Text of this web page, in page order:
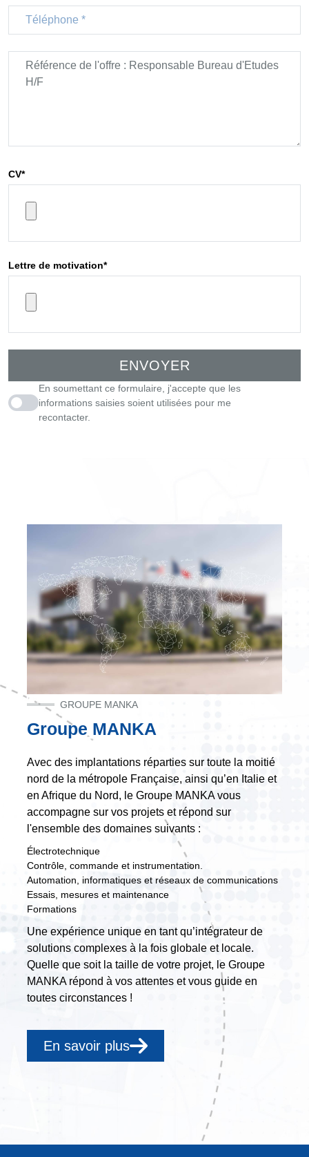
CV*
Lettre de motivation*
ENVOYER
En soumettant ce formulaire, j'accepte que les informations saisies
En soumettant ce formulaire, j'accepte que les
informations saisies soient utilisées pour me
recontacter.
GROUPE MANKA
Groupe MANKA
Avec des implantations réparties sur toute la moitié
nord de la métropole Française, ainsi qu’en Italie et
en Afrique du Nord, le Groupe MANKA vous
accompagne sur vos projets et répond sur
l'ensemble des domaines suivants :
Électrotechnique
Contrôle, commande et instrumentation.
Automation, informatiques et réseaux de communications
Essais, mesures et maintenance
Formations
Une expérience unique en tant qu’intégrateur de
solutions complexes à la fois globale et locale.
Quelle que soit la taille de votre projet, le Groupe
MANKA répond à vos attentes et vous guide en
toutes circonstances !
En savoir plus